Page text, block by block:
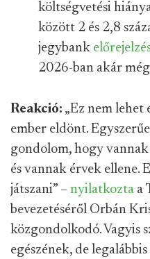
költségvetési
között 2 és 2,8
jegybank
2026-ban akár
Reakció: „Ez nem lehet
ember eldönt.
gondolom, hogy
és vannak érvek ellene.
játszani” – nyilatkozta a
bevezetéséről Orbán
közgondolkodó. Vagyis
egészének, de